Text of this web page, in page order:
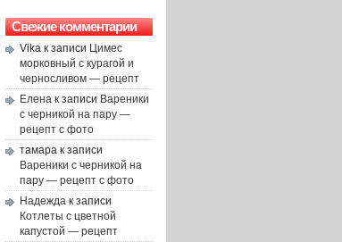
Свежие комментарии
Vika к записи Цимес
морковный с курагой и
черносливом — рецепт
Елена к записи Вареники
с черникой на пару —
рецепт с фото
тамара к записи
Вареники с черникой на
пару — рецепт с фото
Надежда к записи
Котлеты с цветной
капустой — рецепт